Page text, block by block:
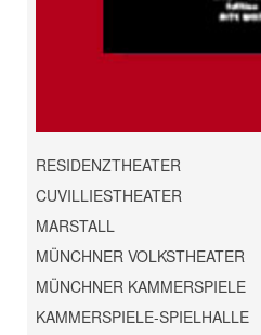
RESIDENZTHEATER
CUVILLIESTHEATER
MARSTALL
MÜNCHNER VOLKSTHEATER
MÜNCHNER KAMMERSPIELE
KAMMERSPIELE-SPIELHALLE